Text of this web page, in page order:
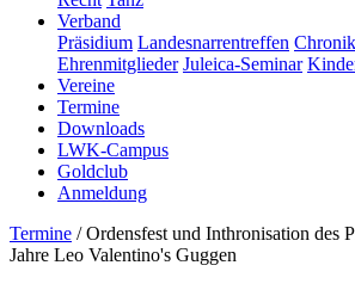
Verband
Präsidium Landesnarrentreffen Chronik
Ehrenmitglieder Juleica-Seminar
Vereine
Termine
Downloads
LWK-Campus
Goldclub
Anmeldung
Termine /Ordensfest und Inthronisation des
Jahre Leo Valentino's Guggen